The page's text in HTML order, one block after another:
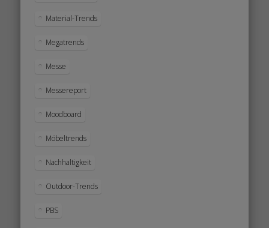
Material-Trends
Megatrends
Messe
Messereport
Moodboard
Möbeltrends
Nachhaltigkeit
Outdoor-Trends
PBS